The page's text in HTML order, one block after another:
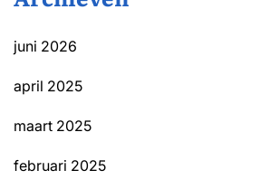
juni 2026
april 2025
maart 2025
februari 2025